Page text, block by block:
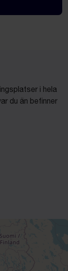
i hela
du än befinner